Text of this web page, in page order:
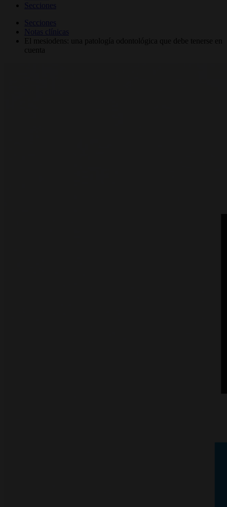
Secciones
Secciones
Notas clínicas
El mesiodens: una patología odontológica que debe tenerse en
cuenta